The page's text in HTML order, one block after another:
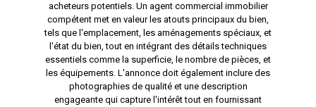
acheteurs potentiels. Un agent commercial immobilier
compétent met en valeur les atouts principaux du bien,
tels que l'emplacement, les aménagements spéciaux, et
l'état du bien, tout en intégrant des détails techniques
essentiels comme la superficie, le nombre de pièces, et
les équipements. L'annonce doit également inclure des
photographies de qualité et une description
engageante qui capture l'intérêt tout en fournissant